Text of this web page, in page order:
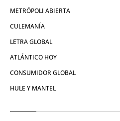
METRÓPOLI ABIERTA
CULEMANÍA
LETRA GLOBAL
ATLÁNTICO HOY
CONSUMIDOR GLOBAL
HULE Y MANTEL